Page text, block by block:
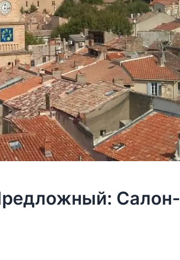
Салон-